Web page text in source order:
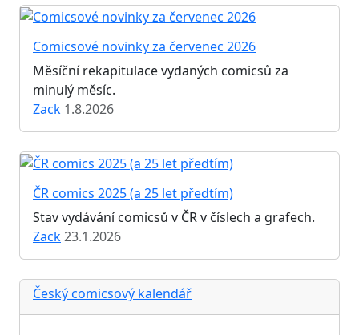
Comicsové novinky za červenec 2026
Měsíční rekapitulace vydaných comicsů za
minulý měsíc.
Zack 1.8.2026
ČR comics 2025 (a 25 let předtím)
Stav vydávání comicsů v ČR v číslech a grafech.
Zack23.1.2026
Český comicsový kalendář